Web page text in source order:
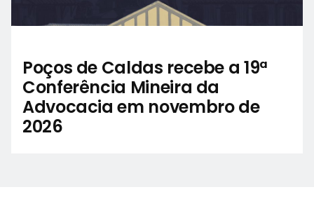
Poços de Caldas recebe a 19ª
Conferência Mineira da
Advocacia em novembro de
2026